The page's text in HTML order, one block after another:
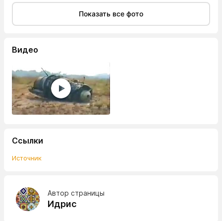
Показать все фото
Видео
Ссылки
Источник
Автор страницы
Идрис